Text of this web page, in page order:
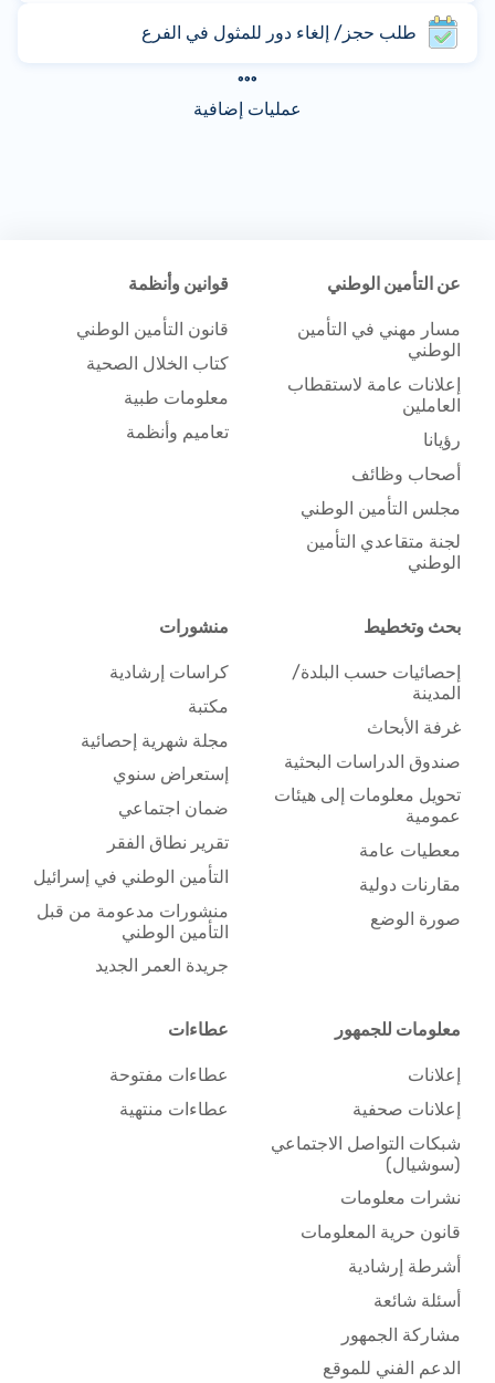
طلب حجز/ إلغاء دور للمثول في الفرع
عمليات إضافية
عن التأمين الوطني
مسار مهني في التأمين
الوطني
إعلانات عامة لاستقطاب
العاملين
رؤيانا
أصحاب وظائف
مجلس التأمين الوطني
لجنة متقاعدي التأمين
الوطني
قوانين وأنظمة
قانون التأمين الوطني
كتاب الخلال الصحية
معلومات طبية
تعاميم وأنظمة
بحث وتخطيط
إحصائيات حسب البلدة/
المدينة
غرفة الأبحاث
صندوق الدراسات البحثية
تحويل معلومات إلى هيئات
عمومية
معطيات عامة
مقارنات دولية
صورة الوضع
منشورات
كراسات إرشادية
مكتبة
مجلة شهرية إحصائية
إستعراض سنوي
ضمان اجتماعي
تقرير نطاق الفقر
التأمين الوطني في إسرائيل
منشورات مدعومة من قبل
التأمين الوطني
جريدة العمر الجديد
معلومات للجمهور
إعلانات
إعلانات صحفية
شبكات التواصل الاجتماعي
(سوشيال)
نشرات معلومات
قانون حرية المعلومات
أشرطة إرشادية
أسئلة شائعة
مشاركة الجمهور
الدعم الفني للموقع
عطاءات
عطاءات مفتوحة
عطاءات منتهية